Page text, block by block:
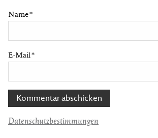
Name*
E-Mail*
Datenschutzbestimmungen